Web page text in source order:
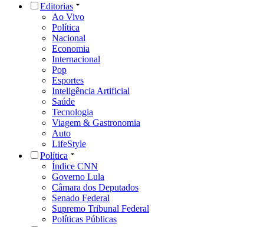
Editorias
Ao Vivo
Política
Nacional
Economia
Internacional
Pop
Esportes
Inteligência Artificial
Saúde
Tecnologia
Viagem & Gastronomia
Auto
LifeStyle
Política
Índice CNN
Governo Lula
Câmara dos Deputados
Senado Federal
Supremo Tribunal Federal
Políticas Públicas